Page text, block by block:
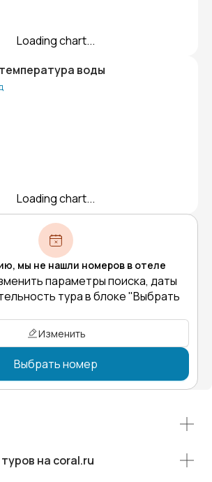
Loading chart...
воды
Loading chart...
мы не нашли номеров в отеле
параметры поиска, даты
тура в блоке "Выбрать
Изменить
Выбрать номер
на coral.ru